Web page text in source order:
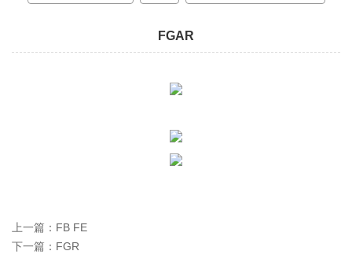
FGAR
上一篇： FB FE
下一篇： FGR